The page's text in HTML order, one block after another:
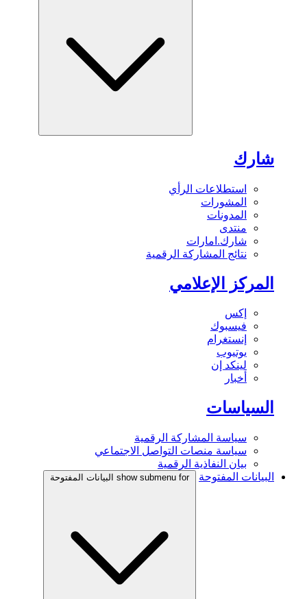
شارك
استطلاعات الرأي
المشورات
المدونات
منتدى
شارك.امارات
نتائج المشاركة الرقمية
المركز الإعلامي
إكس
فيسبوك
إنستغرام
يوتيوب
لينكد إن
أخبار
السياسات
سياسة المشاركة الرقمية
سياسة منصات التواصل الاجتماعي
بيان النفاذية الرقمية
البيانات المفتوحة
show submenu for البيانات المفتوحة